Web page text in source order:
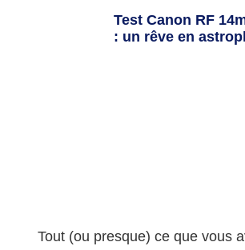
Test Canon RF
: un rêve en
Tout (ou presque) ce que vous